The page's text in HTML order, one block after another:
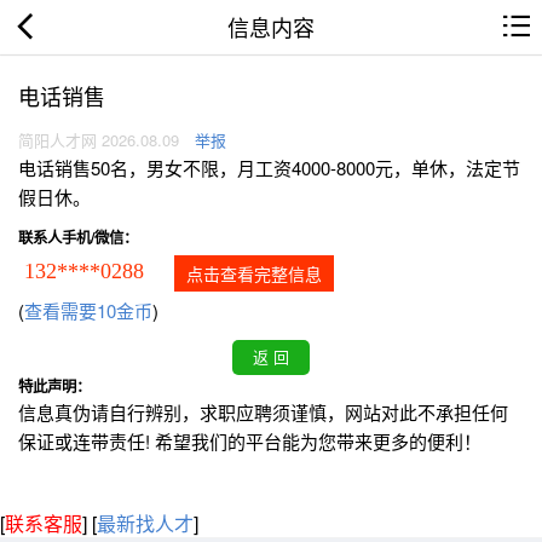
信息内容
电话销售
简阳人才网 2026.08.09 举报
电话销售50名，男女不限，月工资4000-8000元，单休，法定节
假日休。
联系人手机/微信：
132****0288 点击查看完整信息
(查看需要10金币)
特此声明：
信息真伪请自行辨别，求职应聘须谨慎，网站对此不承担任何
保证或连带责任! 希望我们的平台能为您带来更多的便利！
[联系客服] [最新找人才]